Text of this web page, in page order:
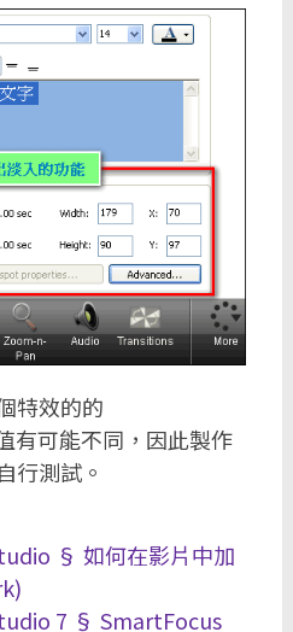
特效的的
有可能不同，因此製作
行測試。
§ 如何在影片中加
7 § SmartFocus